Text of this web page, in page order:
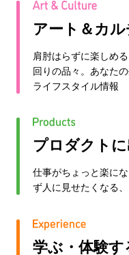
アート＆カ
肩肘はらずに楽しめ
回りの品々。あなた
ライフスタイル情報
プロダクトに
仕事がちょっと楽に
ず人に見せたくなる
学ぶ・体験す